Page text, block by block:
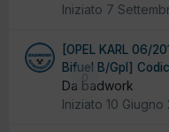
Iniziato 7
0
[OPEL KARL 06/
Bifuel B/Gpl]
Da badwork
Iniziato 10 Giugno